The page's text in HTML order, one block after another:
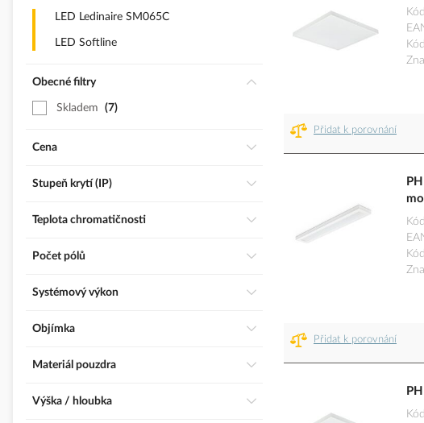
Přidat k porovnání
Přidat k porovnání
LED Ledinaire SM065C
LED Softline
Obecné filtry
Skladem 7
Cena
Stupeň krytí (IP)
Teplota chromatičnosti
Počet pólů
Systémový výkon
Objímka
Materiál pouzdra
Výška / hloubka